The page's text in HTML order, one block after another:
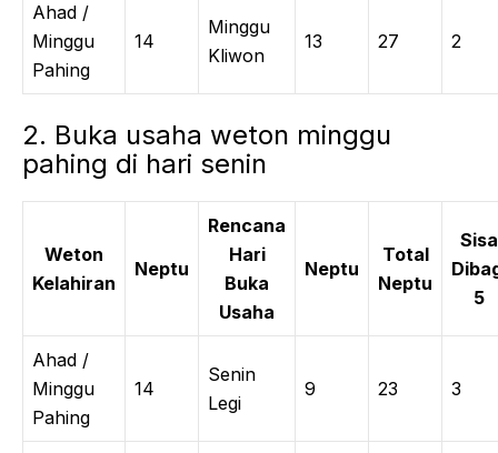
Ahad /
Minggu
Pahing
14
Minggu
Kliwon
13 27 2
2. Buka usaha weton minggu
pahing di hari senin
Weton
Kelahiran
Neptu
Rencana
Hari
Buka
Usaha
Neptu
Total
Neptu
Sisa
5
Ahad /
Minggu
Pahing
14
Senin
Legi
9 23 3